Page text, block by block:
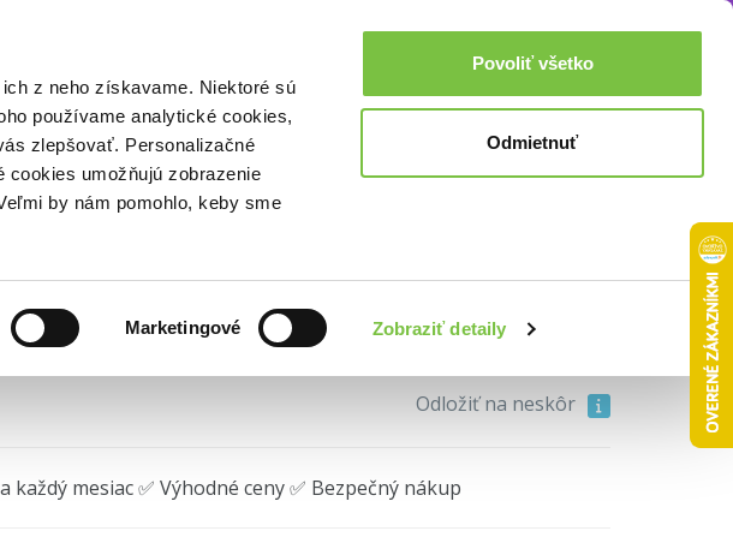
z neho získavame. Niektoré sú
používame analytické cookies,
zlepšovať. Personalizačné
umožňujú zobrazenie
by nám pomohlo, keby sme
Marketingové Zobraziť detaily
Povoliť všetko
Odmietnuť
Prihlásenie 0,00€
Akcie a zľavy
14,04€
Odložiť na neskôr
každý mesiac ✅ Výhodné ceny ✅ Bezpečný nákup